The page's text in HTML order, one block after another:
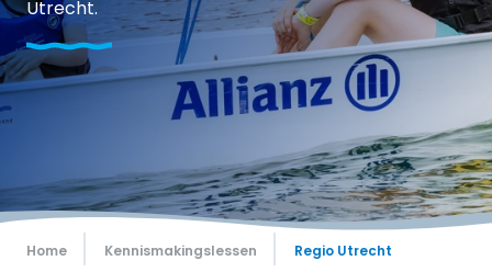
Utrecht.
Home Kennismakingslessen Regio Utrecht